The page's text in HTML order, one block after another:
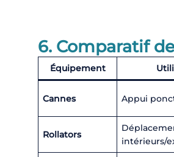
6. Comparatif
Équipement
Cannes Appui
Rollators
intérieurs/